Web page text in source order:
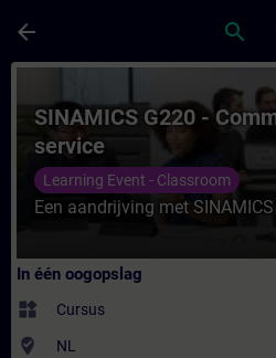
arrow_back search
Cursus - SINAMICS
SINAMICS G220 -
service
Learning Event - Classroom
Een aandrijving met
In één oogopslag
widgets Cursus
where_to_vote NL